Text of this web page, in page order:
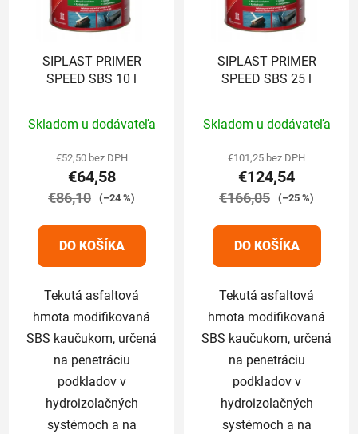
SIPLAST PRIMER
SPEED SBS 10 l
hodnotenie
produktu
je
5,0
5
hviezdičiek.
Skladom u dodávateľa
€52,50 bez DPH
€64,58
€86,10 (–24 %)
DO KOŠÍKA
Tekutá asfaltová
hmota modifikovaná
SBS kaučukom, určená
na penetráciu
podkladov v
hydroizolačných
systémoch a na
SIPLAST PRIMER
SPEED SBS 25 l
hodnotenie
produktu
je
5,0
5
hviezdičiek.
Skladom u dodávateľa
€101,25 bez DPH
€124,54
€166,05 (–25 %)
DO KOŠÍKA
Tekutá asfaltová
hmota modifikovaná
SBS kaučukom, určená
na penetráciu
podkladov v
hydroizolačných
systémoch a na